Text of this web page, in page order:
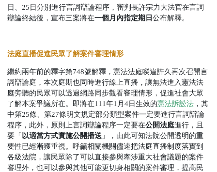
日、25日分別進行言詞辯論程序，審判長許宗力大法官在言詞
辯論終結後，宣布三案將在一個月內指定期日公布解釋。
法庭直播促進民眾了解案件審理情形
繼約兩年前的釋字第748號解釋，憲法法庭睽違許久再次召開言
詞辯論庭，本次庭期也同時進行線上直播，讓無法進入憲法法
庭旁聽的民眾可以透過網路同步觀看審理情形，促進社會大眾
了解本案爭議所在。即將在111年1月4日生效的憲法訴訟法 ，其
中第25條、第27條明文規定部分類型案件一定要進行言詞辯論
程序，此外，原則上言詞辯論程序一定要在公開法庭進行，且
要「 以適當方式實施公開播送 」，由此可知法院公開透明的重
要性已經漸獲重視。呼籲相關機關儘速把法庭直播制度落實到
各級法院，讓民眾除了可以直接參與牽涉重大社會議題的案件
審理外，也可以參與其他可能更切身相關的案件審理，提高民